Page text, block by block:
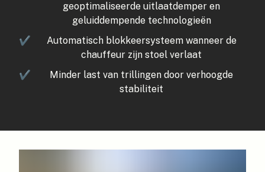
geoptimaliseerde uitlaatdemper en
geluiddempende technologieën
✔
Automatisch blokkeersysteem wanneer de
chauffeur zijn stoel verlaat
✔
Minder last van trillingen door verhoogde
stabiliteit